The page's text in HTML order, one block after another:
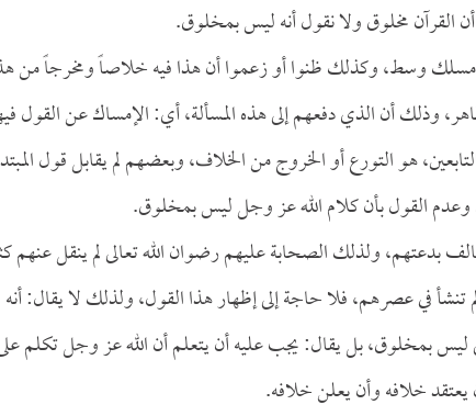
القرآن مخلوق ولا نقول أنه ليس بمخلوق.
وسط، وكذلك ظنوا أو زعموا أن هذا فيه خلاصاً ومخرجاً من
وذلك أن الذي دفعهم إلى هذه المسألة، أي: الإمساك عن القول
هو التورع أو الخروج من الخلاف، وبعضهم لم يقابل قول
وعدم القول بأن كلام الله عز وجل ليس بمخلوق.
بدعتهم، ولذلك الصحابة عليهم رضوان الله تعالى لم ينقل عنهم
في عصرهم، فلا حاجة إلى إظهار هذا القول، ولذلك لا يقال: أنه
ليس بمخلوق، بل يقال: يجب عليه أن يتعلم أن الله عز وجل تكلم
خلافه وأن يعلن خلافه.